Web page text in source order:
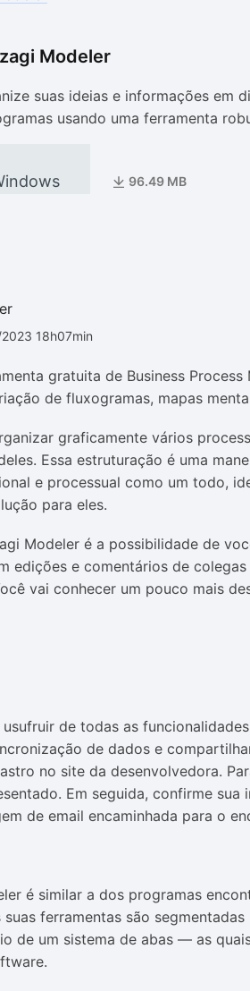
Modeler
suas ideias e informações em
usando uma ferramenta
96.49 MB
18h07min
gratuita de Business
de fluxogramas, mapas
graficamente vários
Essa estruturação é uma
e processual como um todo,
para eles.
Modeler é a possibilidade de
edições e comentários de
vai conhecer um pouco mais
de todas as
de dados e
no site da desenvolvedora.
Em seguida, confirme sua
de email encaminhada para o
é similar a dos programas
ferramentas são
de um sistema de abas — as